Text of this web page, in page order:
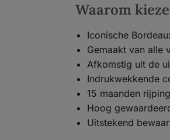
Waarom
Iconische
Gemaakt van alle
Afkomstig uit de
Indrukwekkende
15 maanden
Hoog
Uitstekend